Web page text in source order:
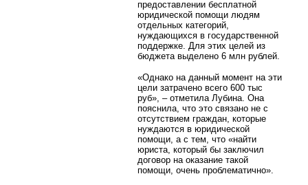
предоставлении бесплатной
юридической помощи людям
отдельных категорий,
нуждающихся в государственной
поддержке. Для этих целей из
бюджета выделено 6 млн рублей.
«Однако на данный момент на эти
цели затрачено всего 600 тыс
руб», – отметила Лубина. Она
пояснила, что это связано не с
отсутствием граждан, которые
нуждаются в юридической
помощи, а с тем, что «найти
юриста, который бы заключил
договор на оказание такой
помощи, очень проблематично».